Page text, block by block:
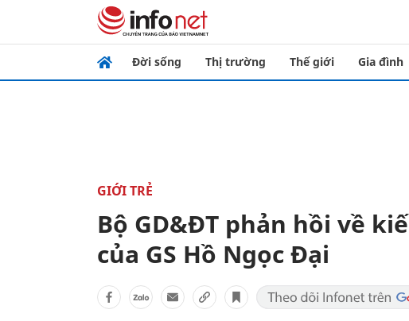
Đời sống Thị trường Thế giới Gia đình
GIỚI TRẺ
Bộ GD&ĐT phản hồi về
của GS Hồ Ngọc Đại